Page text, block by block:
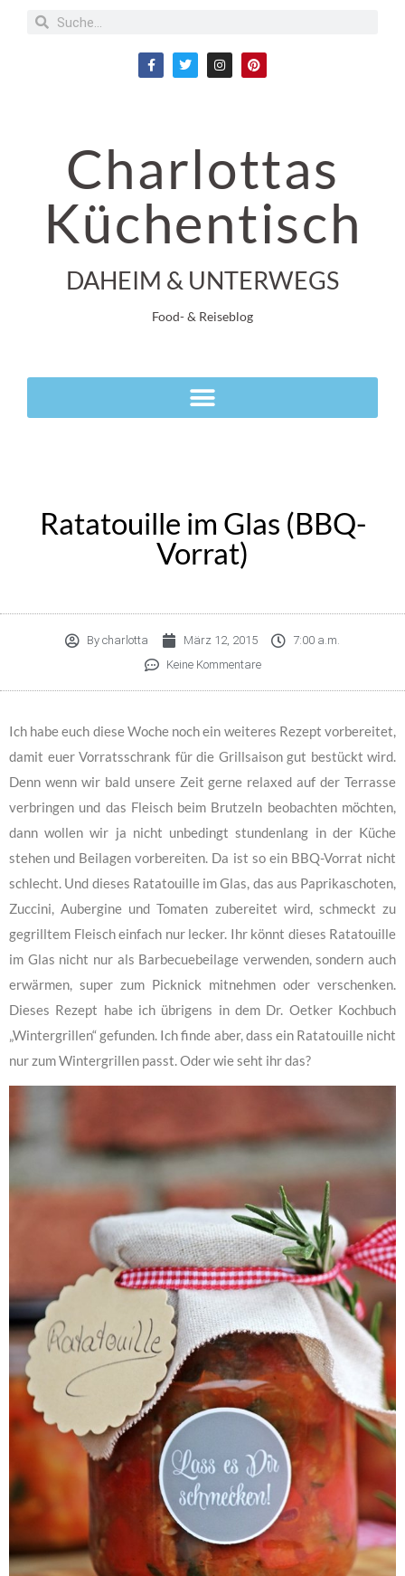
Charlottas
Küchentisch
DAHEIM & UNTERWEGS
Food- & Reiseblog
Ratatouille im Glas (BBQ-
Vorrat)
By charlotta März 12, 2015
7:00 a.m.
Keine Kommentare
Ich habe euch diese Woche noch ein weiteres Rezept vorbereitet,
damit euer Vorratsschrank für die Grillsaison gut bestückt wird.
Denn wenn wir bald unsere Zeit gerne relaxed auf der Terrasse
verbringen und das Fleisch beim Brutzeln beobachten möchten,
dann wollen wir ja nicht unbedingt stundenlang in der Küche
stehen und Beilagen vorbereiten. Da ist so ein BBQ-Vorrat nicht
schlecht. Und dieses Ratatouille im Glas, das aus Paprikaschoten,
Zuccini, Aubergine und Tomaten zubereitet wird, schmeckt zu
gegrilltem Fleisch einfach nur lecker. Ihr könnt dieses Ratatouille
im Glas nicht nur als Barbecuebeilage verwenden, sondern auch
erwärmen, super zum Picknick mitnehmen oder verschenken.
Dieses Rezept habe ich übrigens in dem Dr. Oetker Kochbuch
„Wintergrillen“ gefunden. Ich finde aber, dass ein Ratatouille nicht
nur zum Wintergrillen passt. Oder wie seht ihr das?